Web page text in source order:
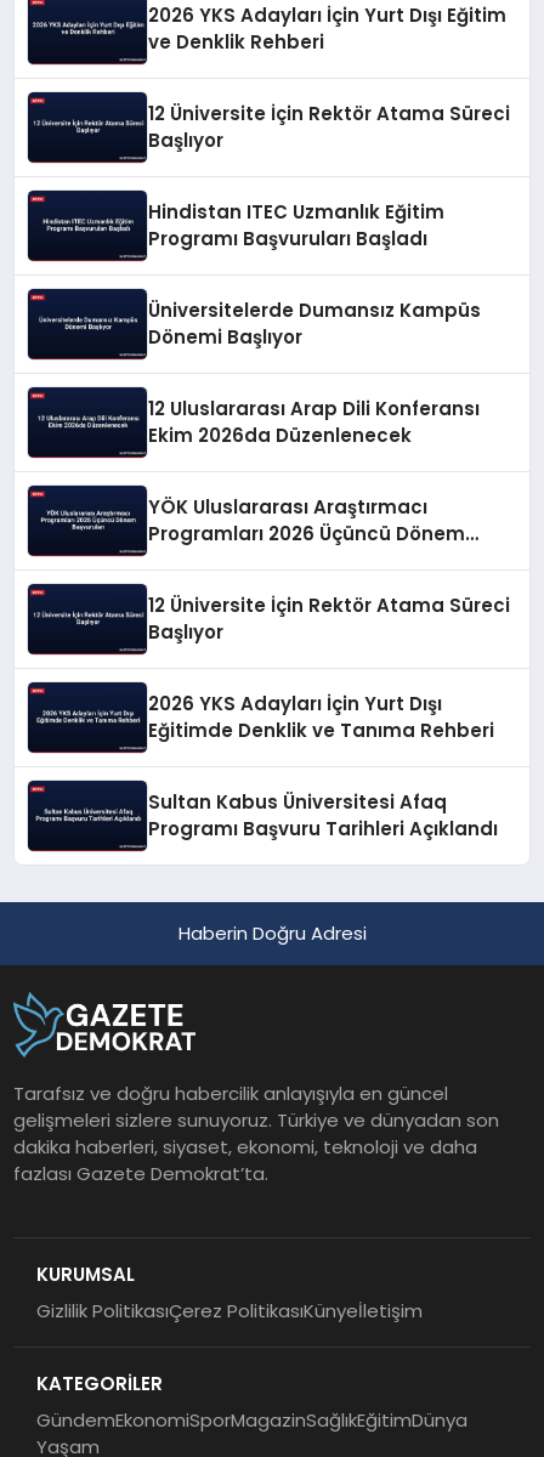
2026 YKS Adayları İçin Yurt Dışı Eğitim
ve Denklik Rehberi
12 Üniversite İçin Rektör Atama Süreci
Başlıyor
Hindistan ITEC Uzmanlık Eğitim
Programı Başvuruları Başladı
Üniversitelerde Dumansız Kampüs
Dönemi Başlıyor
12 Uluslararası Arap Dili Konferansı
Ekim 2026da Düzenlenecek
YÖK Uluslararası Araştırmacı
Programları 2026 Üçüncü Dönem
12 Üniversite İçin Rektör Atama Süreci
Başlıyor
2026 YKS Adayları İçin Yurt Dışı
Eğitimde Denklik ve Tanıma Rehberi
Sultan Kabus Üniversitesi Afaq
Programı Başvuru Tarihleri Açıklandı
Haberin Doğru Adresi
Tarafsız ve doğru habercilik anlayışıyla en güncel
gelişmeleri sizlere sunuyoruz. Türkiye ve dünyadan son
dakika haberleri, siyaset, ekonomi, teknoloji ve daha
fazlası Gazete Demokrat’ta.
KURUMSAL
Gizlilik PolitikasıÇerez PolitikasıKünyeİletişim
KATEGORİLER
GündemEkonomiSporMagazinSağlıkEğitimDünya
Yaşam